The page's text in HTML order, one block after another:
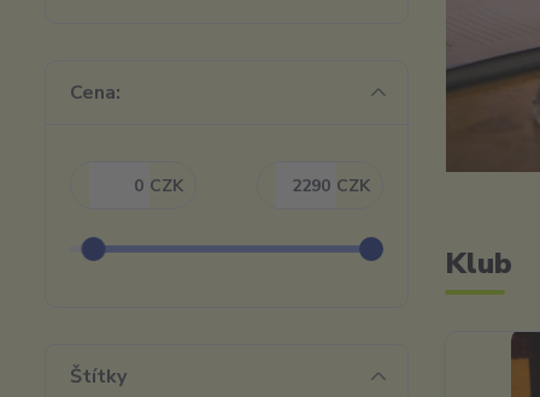
Klub
Cena:
CZK CZK
Štítky